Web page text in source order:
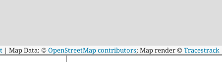
| Map Data: ©OpenStreetMap contributors; Map render ©Tracestrack